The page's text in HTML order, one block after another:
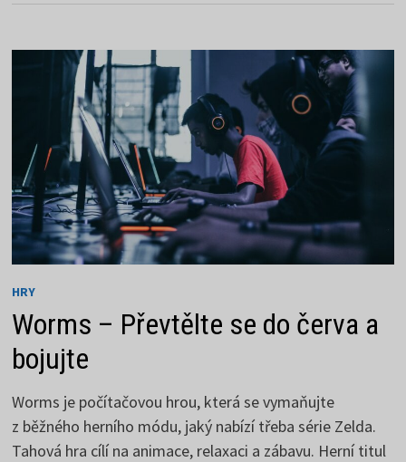
HRY
Worms – Převtělte se do červa a
bojujte
Worms je počítačovou hrou, která se vymaňujte
z běžného herního módu, jaký nabízí třeba série Zelda.
Tahová hra cílí na animace, relaxaci a zábavu. Herní titul